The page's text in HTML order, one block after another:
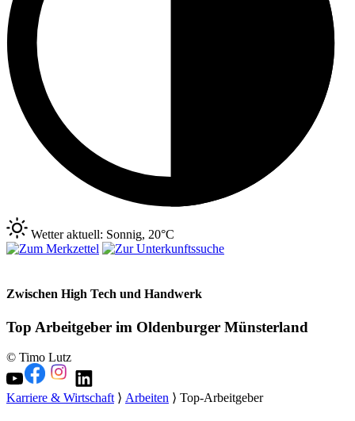
Wetter aktuell: Sonnig, 20°C
Zwischen High Tech und Handwerk
Top Arbeitgeber im Oldenburger Münsterland
© Timo Lutz
Karriere & Wirtschaft⟩ Arbeiten ⟩ Top-Arbeitgeber